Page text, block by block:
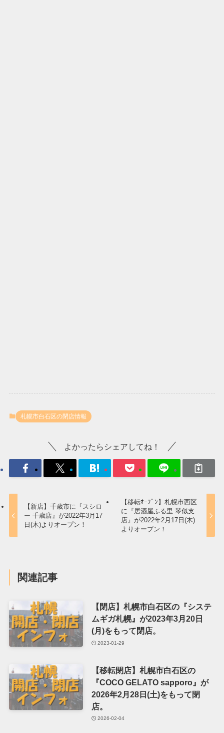
札幌市白石区の閉店情報
よかったらシェアしてね！
【新店】千歳市に『スシロ
ー 千歳店』が2022年3月17
日(木)よりオープン！
【移転ｵｰﾌﾟﾝ】札幌市西区
に『居酒屋ふる里 琴似支
店』が2022年2月17日(木)
よりオープン！
関連記事
【閉店】札幌市白石区の『システ
ムギガ札幌』が2023年3月20日
(月)をもって閉店。
2023-01-29
【移転閉店】札幌市白石区の
『COCO GELATO sapporo』が
2026年2月28日(土)をもって閉
店。
2026-02-04